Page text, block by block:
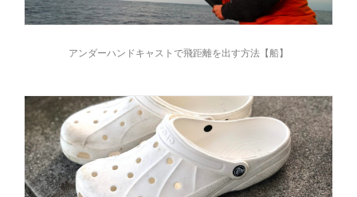
アンダーハンドキャストで飛距離を出す方法【船】